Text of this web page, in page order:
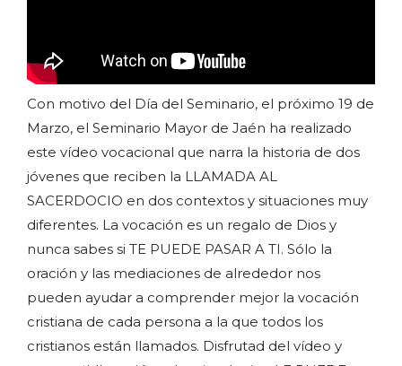
Con motivo del Día del Seminario, el próximo 19 de
Marzo, el Seminario Mayor de Jaén ha realizado
este vídeo vocacional que narra la historia de dos
jóvenes que reciben la LLAMADA AL
SACERDOCIO en dos contextos y situaciones muy
diferentes. La vocación es un regalo de Dios y
nunca sabes si TE PUEDE PASAR A TI. Sólo la
oración y las mediaciones de alrededor nos
pueden ayudar a comprender mejor la vocación
cristiana de cada persona a la que todos los
cristianos están llamados. Disfrutad del vídeo y